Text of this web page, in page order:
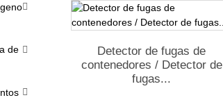
de
Detector de fugas de
contenedores / Detector de
fugas...